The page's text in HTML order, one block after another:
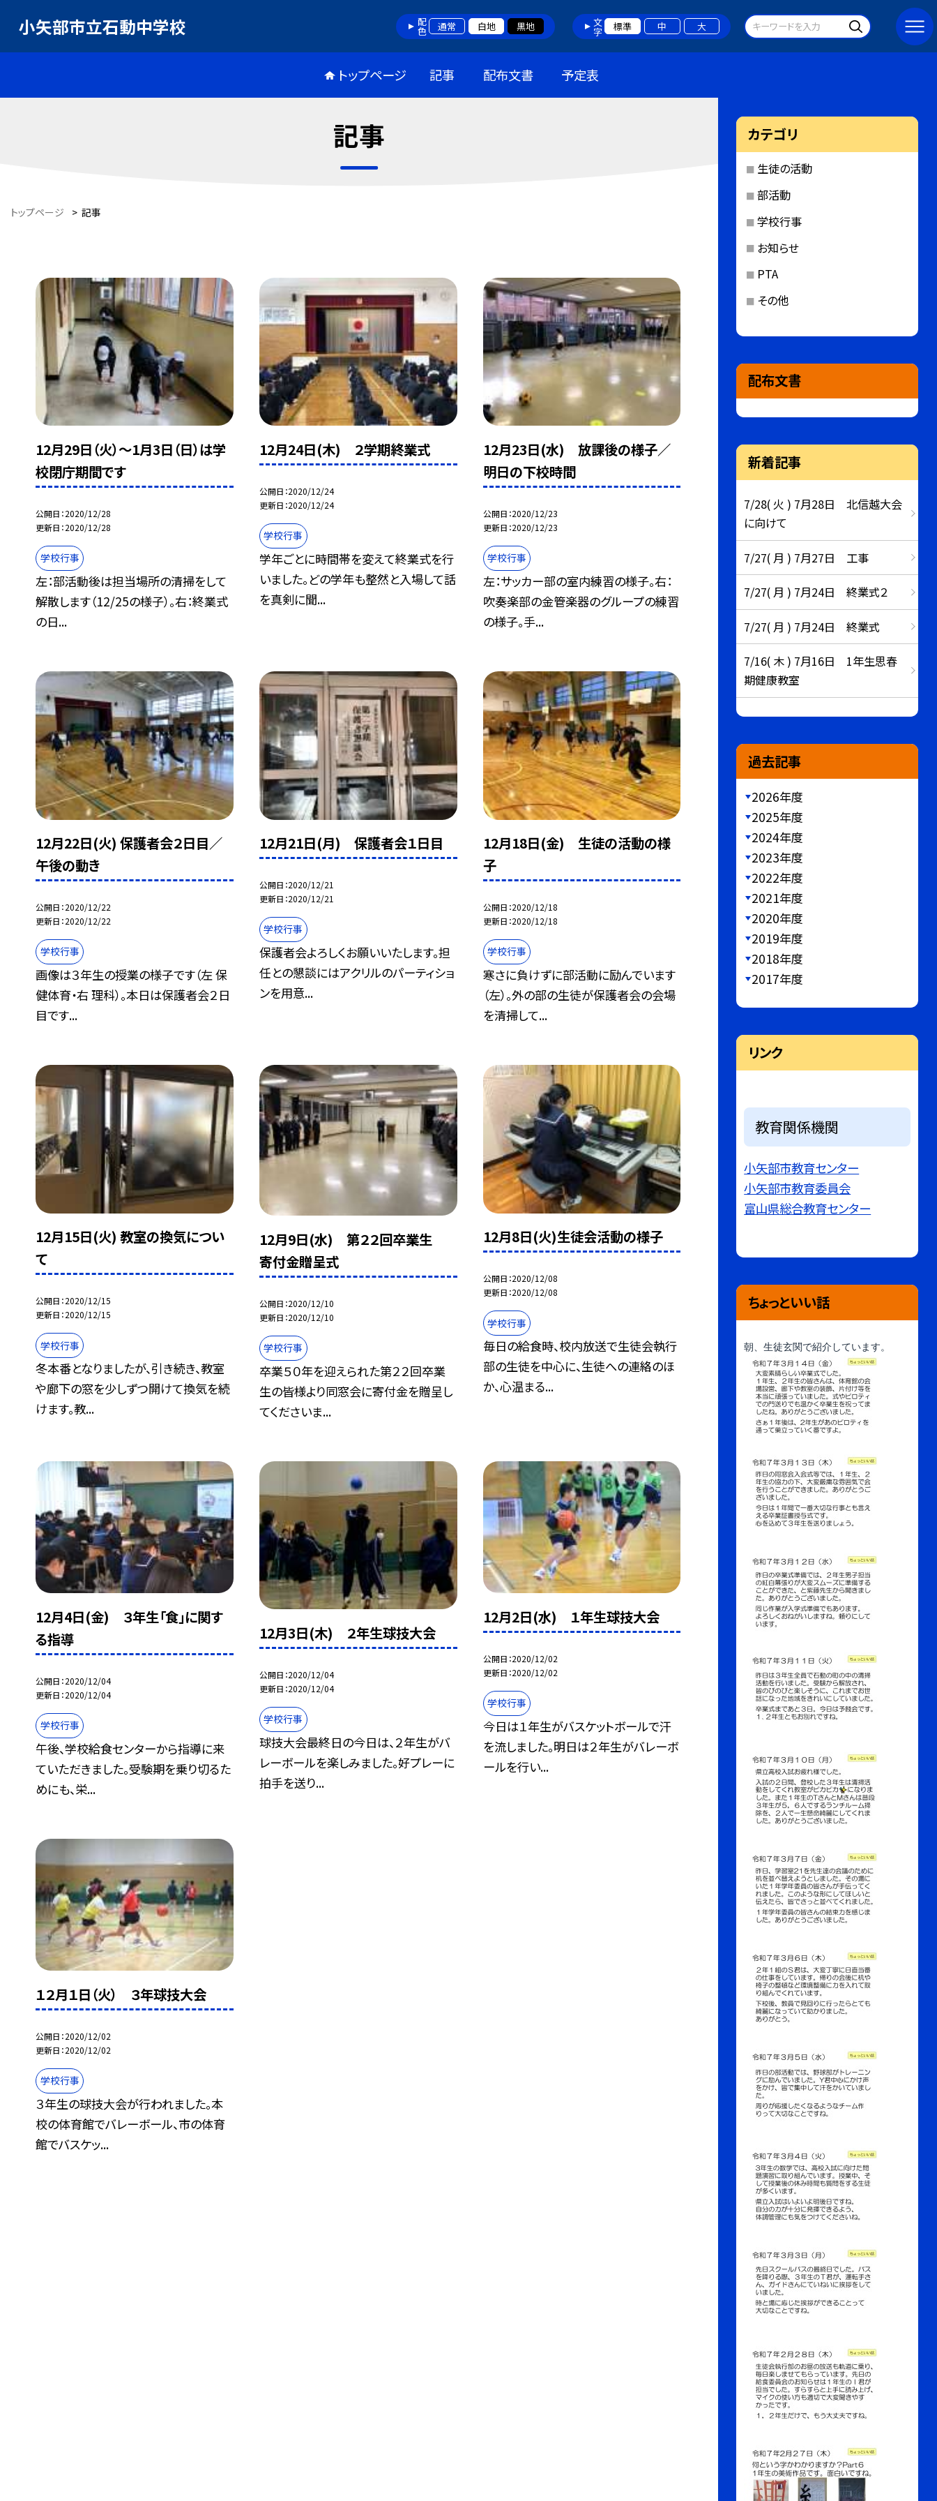
小矢部市立石動中学校 配色 通常 白地 黒地 文字 標準 中 大
トップページ 記事 配布文書 予定表
記事
トップページ > 記事
12月29日（火）〜1月3日（日）は学
校閉庁期間です
公開日 2020/12/28
更新日 2020/12/28
学校行事
左：部活動後は担当場所の清掃をして
解散します（12/25の様子）。右：終業式
の日...
12月24日(木) ２学期終業式
公開日 2020/12/24
更新日 2020/12/24
学校行事
学年ごとに時間帯を変えて終業式を行
いました。どの学年も整然と入場して話
を真剣に聞...
12月23日(水) 放課後の様子／
明日の下校時間
公開日 2020/12/23
更新日 2020/12/23
学校行事
左：サッカー部の室内練習の様子。右：
吹奏楽部の金管楽器のグループの練習
の様子。手...
12月22日(火) 保護者会２日目／
午後の動き
公開日 2020/12/22
更新日 2020/12/22
学校行事
画像は３年生の授業の様子です（左 保
健体育・右 理科）。本日は保護者会２日
目です...
12月21日(月) 保護者会１日目
公開日 2020/12/21
更新日 2020/12/21
学校行事
保護者会よろしくお願いいたします。担
任との懇談にはアクリルのパーティショ
ンを用意...
12月18日(金) 生徒の活動の様
子
公開日 2020/12/18
更新日 2020/12/18
学校行事
寒さに負けずに部活動に励んでいます
（左）。外の部の生徒が保護者会の会場
を清掃して...
12月15日(火) 教室の換気につい
て
公開日 2020/12/15
更新日 2020/12/15
学校行事
冬本番となりましたが、引き続き、教室
や廊下の窓を少しずつ開けて換気を続
けます。教...
12月9日(水) 第２２回卒業生
寄付金贈呈式
公開日 2020/12/10
更新日 2020/12/10
学校行事
卒業５０年を迎えられた第２２回卒業
生の皆様より同窓会に寄付金を贈呈し
てくださいま...
12月8日(火)生徒会活動の様子
公開日 2020/12/08
更新日 2020/12/08
学校行事
毎日の給食時、校内放送で生徒会執行
部の生徒を中心に、生徒への連絡のほ
か、心温まる...
12月4日(金) ３年生「食」に関す
る指導
公開日 2020/12/04
更新日 2020/12/04
学校行事
午後、学校給食センターから指導に来
ていただきました。受験期を乗り切るた
めにも、栄...
12月3日(木) ２年生球技大会
公開日 2020/12/04
更新日 2020/12/04
学校行事
球技大会最終日の今日は、２年生がバ
レーボールを楽しみました。好プレーに
拍手を送り...
12月2日(水) １年生球技大会
公開日 2020/12/02
更新日 2020/12/02
学校行事
今日は１年生がバスケットボールで汗
を流しました。明日は２年生がバレーボ
ールを行い...
１２月１日（火） ３年球技大会
公開日 2020/12/02
更新日 2020/12/02
学校行事
３年生の球技大会が行われました。本
校の体育館でバレーボール、市の体育
館でバスケッ...
カテゴリ
生徒の活動
部活動
学校行事
お知らせ
PTA
その他
配布文書
新着記事
7/28( 火 ) 7月28日 北信越大会
に向けて
7/27( 月 ) 7月27日 工事
7/27( 月 ) 7月24日 終業式２
7/27( 月 ) 7月24日 終業式
7/16( 木 ) 7月16日 1年生思春
期健康教室
過去記事
2026年度
2025年度
2024年度
2023年度
2022年度
2021年度
2020年度
2019年度
2018年度
2017年度
リンク
教育関係機関
小矢部市教育センター
小矢部市教育委員会
富山県総合教育センター
ちょっといい話
朝、生徒玄関で紹介しています。